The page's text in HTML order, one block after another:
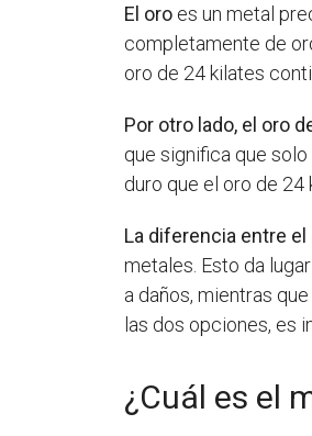
El oro es un metal
completamente de
oro de 24 kilates
Por otro lado, el oro
que significa que
duro que el oro de
La diferencia entre
metales. Esto da
a daños, mientras
las dos opciones, es
¿Cuál es el